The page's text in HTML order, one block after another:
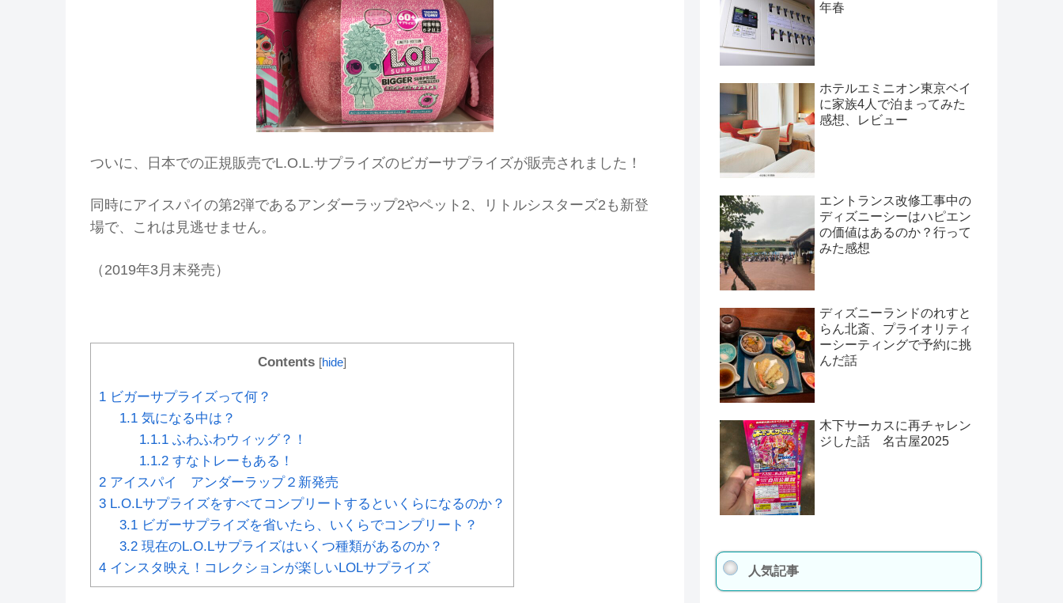
ついに、日本での正規販売でL.O.L.サプライズのビガーサプライズが販売されました！
同時にアイスパイの第2弾であるアンダーラップ2やペット2、リトルシスターズ2も新登
場で、これは見逃せません。
（2019年3月末発売）
Contents [hide]
1 ビガーサプライズって何？
1.1気になる中は？
1.1.1 ふわふわウィッグ？！
1.1.2 すなトレーもある！
2 アイスパイ アンダーラップ２新発売
3 L.O.Lサプライズをすべてコンプリートするといくらになるのか？
3.1ビガーサプライズを省いたら、いくらでコンプリート？
3.2現在のL.O.Lサプライズはいくつ種類があるのか？
4 インスタ映え！コレクションが楽しいLOLサプライズ
年春
ホテルエミニオン東京ベイ
に家族4人で泊まってみた
感想、レビュー
エントランス改修工事中の
ディズニーシーはハピエン
の価値はあるのか？行って
みた感想
ディズニーランドのれすと
らん北斎、プライオリティ
ーシーティングで予約に挑
んだ話
木下サーカスに再チャレン
ジした話 名古屋2025
人気記事